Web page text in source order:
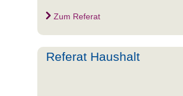
Zum Referat
Referat Haushalt